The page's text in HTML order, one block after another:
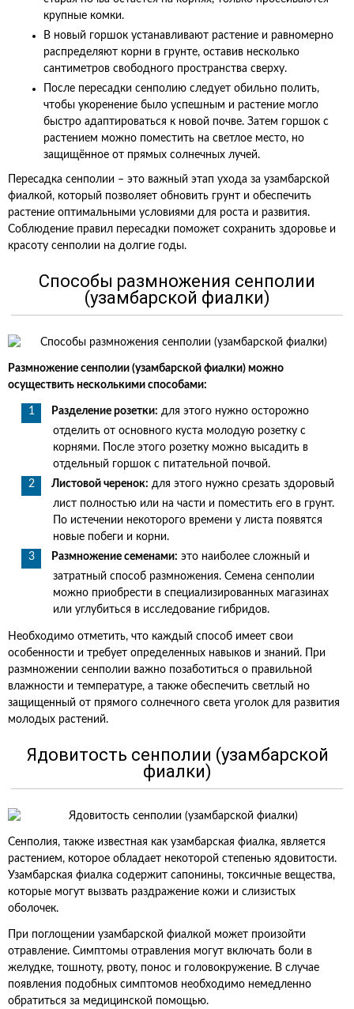
крупные комки.
В новый горшок устанавливают растение и равномерно
распределяют корни в грунте, оставив несколько
сантиметров свободного пространства сверху.
После пересадки сенполию следует обильно полить,
чтобы укоренение было успешным и растение могло
быстро адаптироваться к новой почве. Затем горшок с
растением можно поместить на светлое место, но
защищённое от прямых солнечных лучей.
Пересадка сенполии – это важный этап ухода за узамбарской
фиалкой, который позволяет обновить грунт и обеспечить
растение оптимальными условиями для роста и развития.
Соблюдение правил пересадки поможет сохранить здоровье и
красоту сенполии на долгие годы.
Способы размножения сенполии
(узамбарской фиалки)
Размножение сенполии (узамбарской фиалки) можно
осуществить несколькими способами:
Разделение розетки: для этого нужно осторожно
отделить от основного куста молодую розетку с
корнями. После этого розетку можно высадить в
отдельный горшок с питательной почвой.
Листовой черенок: для этого нужно срезать здоровый
лист полностью или на части и поместить его в грунт.
По истечении некоторого времени у листа появятся
новые побеги и корни.
Размножение семенами: это наиболее сложный и
затратный способ размножения. Семена сенполии
можно приобрести в специализированных магазинах
или углубиться в исследование гибридов.
Необходимо отметить, что каждый способ имеет свои
особенности и требует определенных навыков и знаний. При
размножении сенполии важно позаботиться о правильной
влажности и температуре, а также обеспечить светлый но
защищенный от прямого солнечного света уголок для развития
молодых растений.
Ядовитость сенполии (узамбарской
фиалки)
Сенполия, также известная как узамбарская фиалка, является
растением, которое обладает некоторой степенью ядовитости.
Узамбарская фиалка содержит сапонины, токсичные вещества,
которые могут вызвать раздражение кожи и слизистых
оболочек.
При поглощении узамбарской фиалкой может произойти
отравление. Симптомы отравления могут включать боли в
желудке, тошноту, рвоту, понос и головокружение. В случае
появления подобных симптомов необходимо немедленно
обратиться за медицинской помощью.